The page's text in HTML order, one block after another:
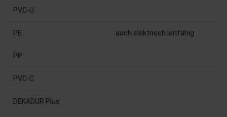
PVC-U
PE auch elektrisch leitfähig
PP
PVC-C
DEKADUR Plus